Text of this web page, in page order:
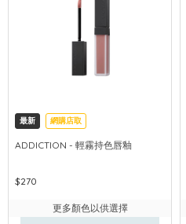
最新 網購店取
ADDICTION - 輕霧持色唇釉
$270
更多顏色以供選擇